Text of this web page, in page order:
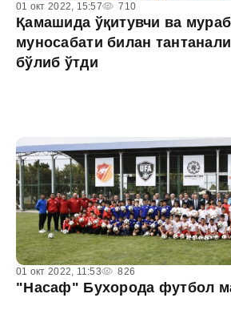
01 окт 2022, 15:57 710
Қамашида ўқитувчи ва
муносабати билан
бўлиб ўтди
01 окт 2022, 11:53 826
"Насаф" Бухорода футбол